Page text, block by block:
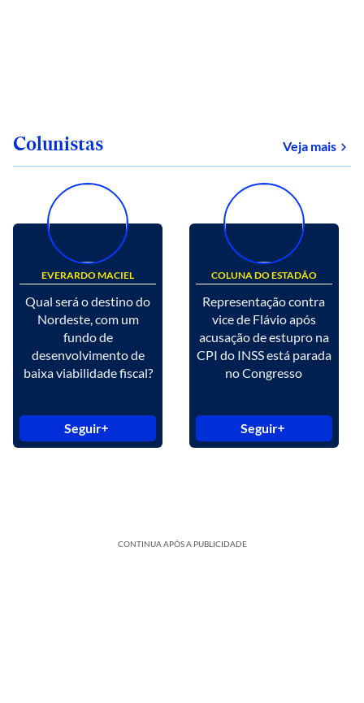
Colunistas Veja mais
EVERARDO MACIEL
Qual será o destino do
Nordeste, com um
fundo de
desenvolvimento de
baixa viabilidade fiscal?
Seguir
COLUNA DO ESTADÃO
Representação contra
vice de Flávio após
acusação de estupro na
CPI do INSS está parada
no Congresso
Seguir
CONTINUA APÓS A PUBLICIDADE